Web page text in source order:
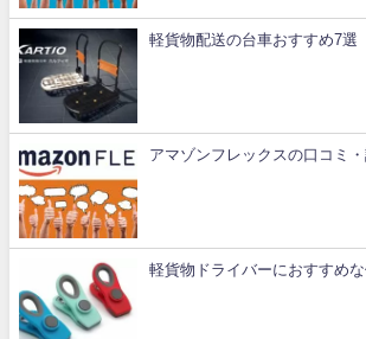
軽貨物配送の台車おすすめ7選
アマゾンフレックスの口コミ・
軽貨物ドライバーにおすすめ